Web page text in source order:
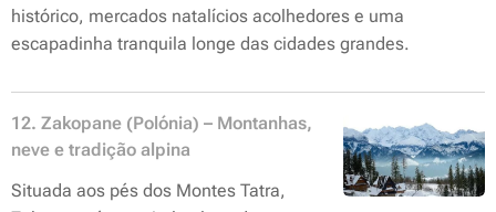
histórico, mercados natalícios acolhedores e uma
escapadinha tranquila longe das cidades grandes.
12. Zakopane (Polónia) – Montanhas,
neve e tradição alpina
Situada aos pés dos Montes Tatra,